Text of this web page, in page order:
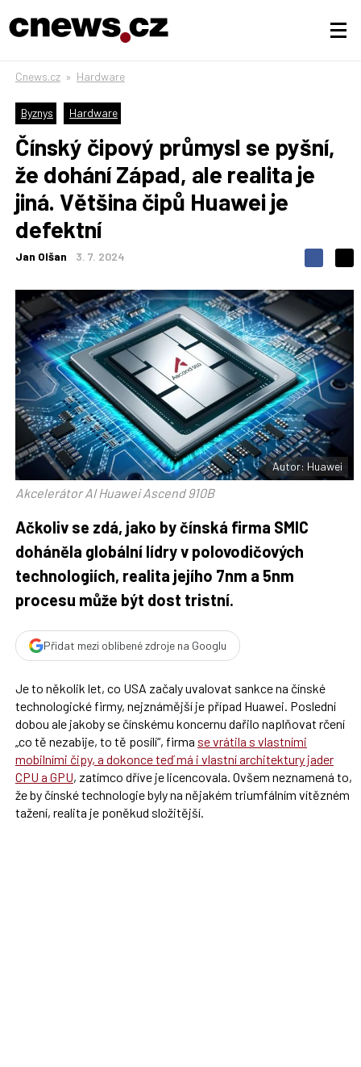
Cnews.cz » Hardware
Byznys Hardware
Čínský čipový průmysl se pyšní,
že dohání Západ, ale realita je
jiná. Většina čipů Huawei je
defektní
Jan Olšan 3. 7. 2024
S
d
í
l
e
t
S
l
e
j
t
e
n
a
F
a
e
b
o
o
k
l
e
j
e
n
a
s
í
Autor: Huawei
Akcelerátor AI Huawei Ascend 910B
Ačkoliv se zdá, jako by čínská firma SMIC
doháněla globální lídry v polovodičových
technologiích, realita jejího 7nm a 5nm
procesu může být dost tristní.
Přidat mezi oblíbené zdroje na Googlu
Je to několik let, co USA začaly uvalovat sankce na čínské
technologické firmy, nejznámější je případ Huawei. Poslední
dobou ale jakoby se čínskému koncernu dařilo naplňovat rčení
„co tě nezabije, to tě posílí“, firma se vrátila s vlastními
mobilními čipy, a dokonce teď má i vlastní architektury jader
CPU a GPU, zatímco dříve je licencovala. Ovšem neznamená to,
že by čínské technologie byly na nějakém triumfálním vítězném
tažení, realita je poněkud složitější.